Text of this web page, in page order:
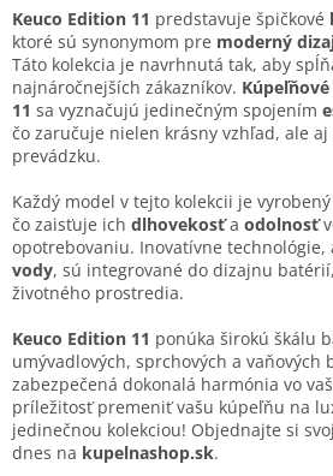
l
á
d
a
c
i
r
v
k
y
p
i
s
u
Keuco Edition 11 predstavuje špičkové
ktoré sú synonymom pre moderný
Táto kolekcia je navrhnutá tak, aby
najnáročnejších zákazníkov.
11 sa vyznačujú jedinečným spojením
čo zaručuje nielen krásny vzhľad, ale
prevádzku.
Každý model v tejto kolekcii je
čo zaisťuje ich dlhovekosťa odolnosť
opotrebovaniu. Inovatívne technológie,
vody, sú integrované do dizajnu
životného prostredia.
Keuco Edition 11 ponúka širokú škálu
umývadlových, sprchových a vaňových
zabezpečená dokonalá harmónia vo
príležitosť premeniť vašu kúpeľňu na
jedinečnou kolekciou! Objednajte si
dnes na kupelnashop.sk.